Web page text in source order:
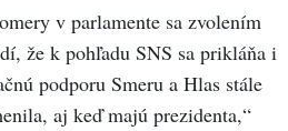
v parlamente sa zvolením
že k pohľadu SNS sa prikláňa i
podporu Smeru a Hlas stále
aj keď majú prezidenta,“